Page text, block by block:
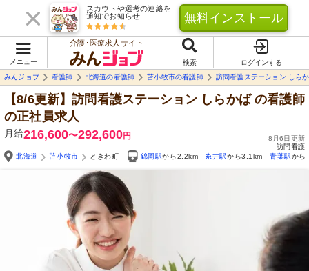
スカウトや選考の連絡を
通知でお知らせ
無料インストール
メニュー
介護･医療求人サイト
検索
ログインする
みんジョブ
看護師 北海道の看護師 苫小牧市の看護師 訪問看護ステーション しら
【8/6更新】訪問看護ステーション しらかばの看護師
の正社員求人
月給216,600〜292,600円
8月6日更新
訪問看護
北海道
苫小牧市 ときわ町 錦岡駅から2.2km 糸井駅から3.1km 青葉駅から